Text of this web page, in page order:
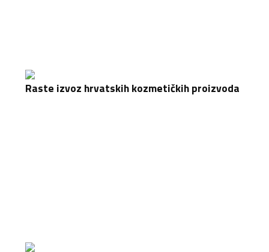
Raste izvoz hrvatskih kozmetičkih proizvoda